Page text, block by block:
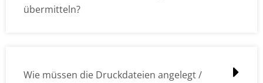
übermitteln?
Wie müssen die Druckdateien angelegt /